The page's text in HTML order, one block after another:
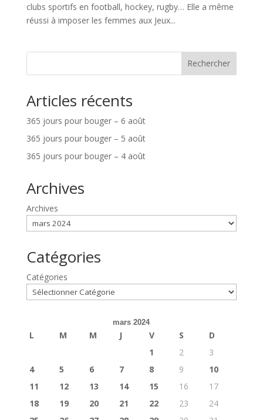
clubs sportifs en football, hockey, rugby… Elle a même
réussi à imposer les femmes aux Jeux...
Rechercher
Articles récents
365 jours pour bouger – 6 août
365 jours pour bouger – 5 août
365 jours pour bouger – 4 août
Archives
Archives
Catégories
Catégories
mars 2024
L M M J V S
D
1
2
3
4
5 6 7 8 9
10
11
12 13 14 15 16
17
18
19 20 21 22 23
24